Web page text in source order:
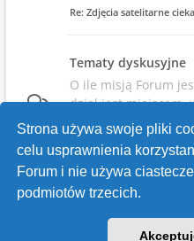
Strona używa swoje pliki
celu usprawnienia
Forum i nie używa
podmiotów trzecich.
Re: Zdjęcia satelitarne
Tematy dyskusyjne
O ile misją Forum
dział jest miejscem,
swoimi opiniami.
Re: Infowsparcie.net/wria/